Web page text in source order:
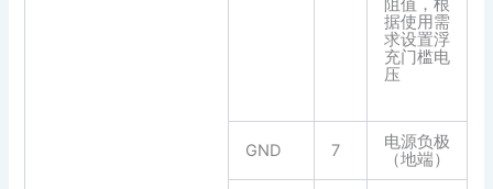
阻值，根
据使用需
求设置浮
充门槛电
压
GND 7
电源负极
（地端）